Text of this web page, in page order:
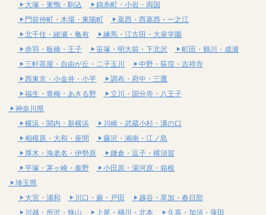
大塚・巣鴨・駒込
錦糸町・小岩・両国
門前仲町・木場・東陽町
葛西・西葛西・一之江
北千住・綾瀬・亀有
練馬・江古田・大泉学園
赤羽・板橋・王子
笹塚・明大前・下北沢
町田・鶴川・成瀬
三軒茶屋・自由が丘・二子玉川
中野・荻窪・吉祥寺
西東京・小金井・小平
調布・府中・三鷹
福生・青梅・あきる野
立川・国分寺・八王子
神奈川県
横浜・関内・新横浜
川崎・武蔵小杉・溝の口
相模原・大和・座間
藤沢・湘南・江ノ島
厚木・海老名・伊勢原
鎌倉・逗子・横須賀
平塚・茅ヶ崎・秦野
小田原・湯河原・箱根
埼玉県
大宮・浦和
川口・蕨・戸田
越谷・草加・春日部
川越・所沢・狭山
上尾・桶川・北本 久喜・加須・蓮田